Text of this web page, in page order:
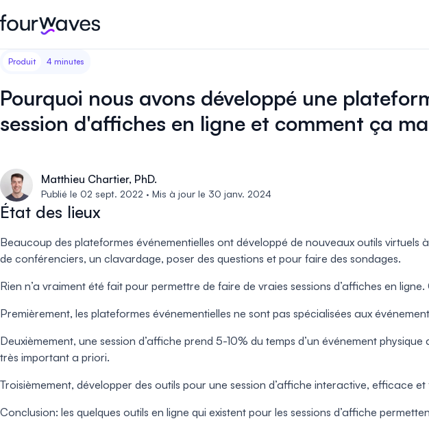
Site web événementiel
d'événement moderne et
adapté aux mobiles.
paiements en ligne pour votre
événement.
soumissions de résumés.
Programme
facilement le programme de
votre événement.
Organisez des sessions
d'affiches virtuelles
Blogue
Notre histoire
Contactez-nous
Récits de clients
Témoignages ❤️
Produit 4 minutes
Pourquoi nous avons développé une
session d'affiches en ligne et comment ça
Matthieu Chartier, PhD.
Publié le 02 sept. 2022 · Mis à jour le 30 janv. 2024
État des lieux
Beaucoup des plateformes événementielles ont développé de nouveaux outils virtuels
de conférenciers, un clavardage, poser des questions et pour faire des sondages.
Rien n’a vraiment été fait pour permettre de faire de vraies sessions d’affiches en
Premièrement, les plateformes événementielles ne sont pas spécialisées aux
Deuxièmement, une session d’affiche prend 5-10% du temps d’un événement
très important a priori.
Troisièmement, développer des outils pour une session d’affiche interactive, efficace
Conclusion: les quelques outils en ligne qui existent pour les sessions d’affiche